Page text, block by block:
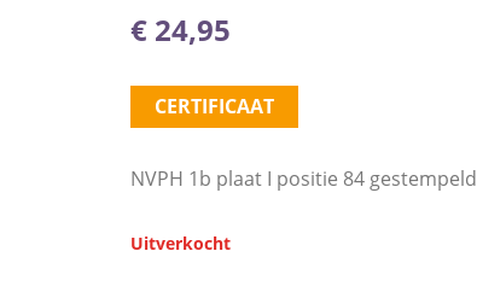
€ 24,95
CERTIFICAAT
NVPH 1b plaat I positie 84 gestempeld
Uitverkocht